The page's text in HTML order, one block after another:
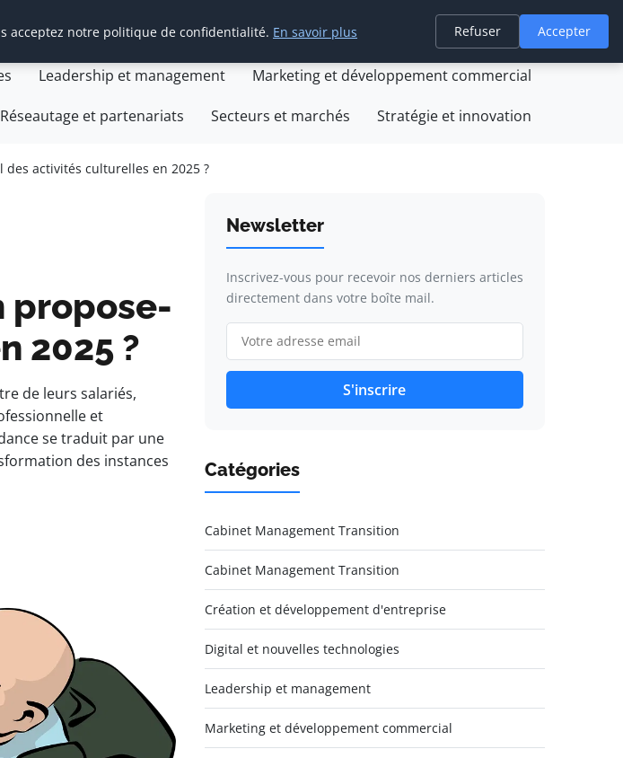
Cabinet Management Transition Création et développement d'entreprise
Leadership et management Marketing et développement commercial
Réseautage et partenariats Secteurs et marchés Stratégie et innovation
des activités culturelles en 2025 ?
propose-
2025 ?
de leurs salariés,
et
se traduit par une
des instances
Newsletter
Inscrivez-vous pour recevoir nos derniers articles
directement dans votre boîte mail.
S'inscrire
Catégories
Cabinet Management Transition
Cabinet Management Transition
Création et développement d'entreprise
Digital et nouvelles technologies
Leadership et management
Marketing et développement commercial
acceptez notre politique de confidentialité. En savoir plus Refuser Accepter